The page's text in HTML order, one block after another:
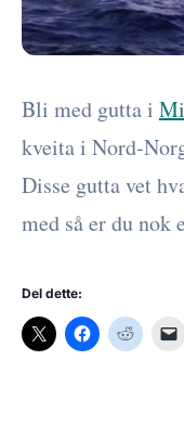
Bli med gutta i
kveita i Nord-
Disse gutta vet
med så er du nok
Del dette: